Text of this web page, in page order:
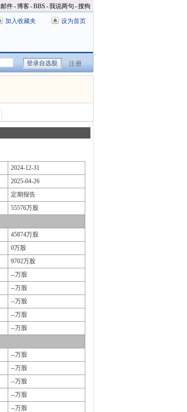
邮件-博客-BBS -我说两句 -搜狗
加入收藏夹 设为首页
注册
2024-12-31
2025-04-26
定期报告
55576万股
45874万股
0万股
9702万股
--万股
--万股
--万股
--万股
--万股
--万股
--万股
--万股
--万股
--万股